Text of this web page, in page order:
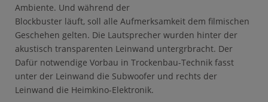
Ambiente. Und während der
Blockbuster läuft, soll alle Aufmerksamkeit dem filmischen
Geschehen gelten. Die Lautsprecher wurden hinter der
akustisch transparenten Leinwand untergrbracht. Der
Dafür notwendige Vorbau in Trockenbau-Technik fasst
unter der Leinwand die Subwoofer und rechts der
Leinwand die Heimkino-Elektronik.